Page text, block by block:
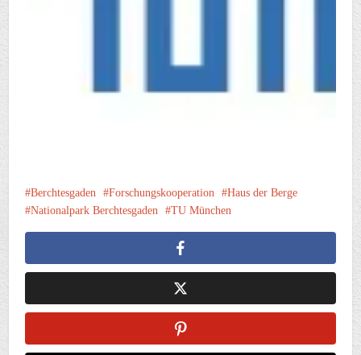
Berchtesgaden Forschungskooperation
Haus der Berge
Nationalpark Berchtesgaden
TU München